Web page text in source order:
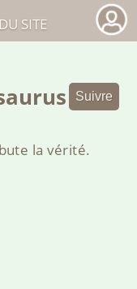
Suivre
la vérité.
SITE